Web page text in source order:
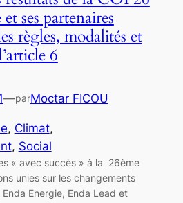
ses partenaires
règles, modalités et
6
—parMoctar FICOU
, Climat
, Social
« avec succès » à la 26ème
unies sur les changements
Energie, Enda Lead et